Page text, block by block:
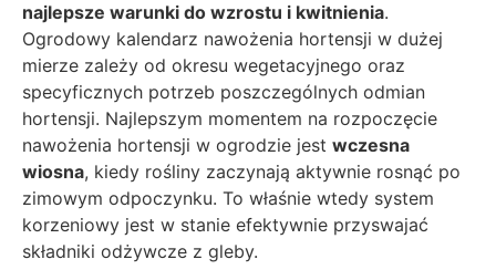
najlepsze warunki do wzrostu i kwitnienia.
Ogrodowy kalendarz nawożenia hortensji w dużej
mierze zależy od okresu wegetacyjnego oraz
specyficznych potrzeb poszczególnych odmian
hortensji. Najlepszym momentem na rozpoczęcie
nawożenia hortensji w ogrodzie jest wczesna
wiosna, kiedy rośliny zaczynają aktywnie rosnąć po
zimowym odpoczynku. To właśnie wtedy system
korzeniowy jest w stanie efektywnie przyswajać
składniki odżywcze z gleby.